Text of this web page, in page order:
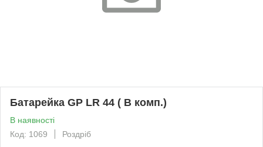
Батарейка GP LR 44 ( В комп.)
В наявності
Код: 1069
Роздріб